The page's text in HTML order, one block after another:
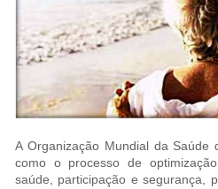
A Organização Mundial da Saúde
como o processo de
saúde, participação e segurança,